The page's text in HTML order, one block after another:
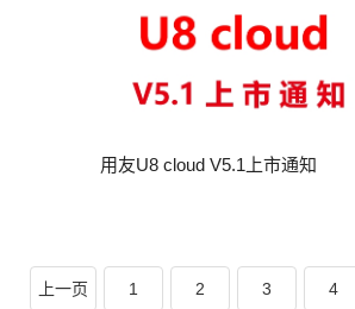
用友U8 cloud V5.1上市通知
上一页 1 2 3 4